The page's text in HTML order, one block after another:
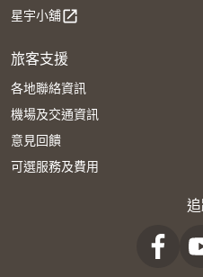
星宇小舖open_in_new
旅客支援
各地聯絡資訊
機場及交通資訊
意見回饋
可選服務及費用